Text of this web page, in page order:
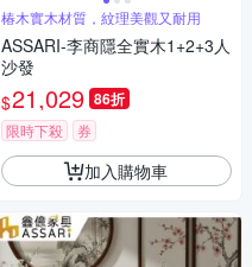
椿木實木材質，紋理美觀又耐用
ASSARI-李商隱全實木1+2+3人
沙發
$21,029 86折
限時下殺 券
加入購物車